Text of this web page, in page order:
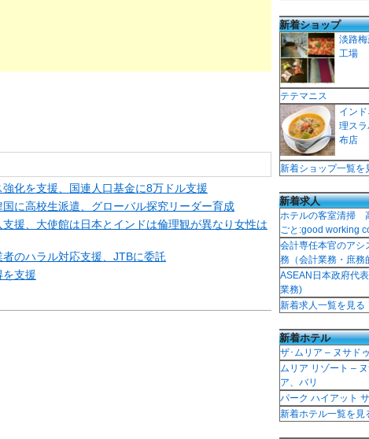
化を支援、国連人口基金に8万ドル支援
に高校生派遣、グローバル探究リーダー育成
援、大使館は日本とインドは倫理観が異なり女性は
のハラル対応支援、JTBに委託
を支援
新着ショップ
淡路
工場
テテマニス
イン
理ス
布店
新着ショップ一覧を
新着求人
ホテルの客室清掃
ごと:good working
会計専任本官のアシ
務（会計業務・庶務
ASEAN日本政府代
業務)
新着求人一覧を見る
新着ホテル
ザ･ムリア – ヌサド
ムリア リゾート –
ア、バリ
パーク ハイアット
新着ホテル一覧を見